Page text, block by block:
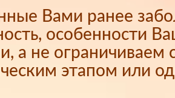
Вами ранее
особенности
а не ограничиваем
этапом или